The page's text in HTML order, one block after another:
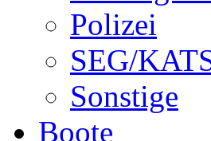
Polizei
SEG/
Sonstige
Boote